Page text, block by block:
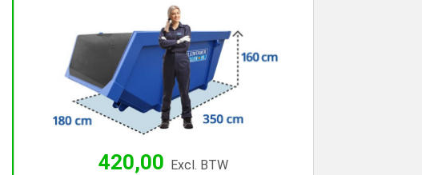
420,00 Excl. BTW